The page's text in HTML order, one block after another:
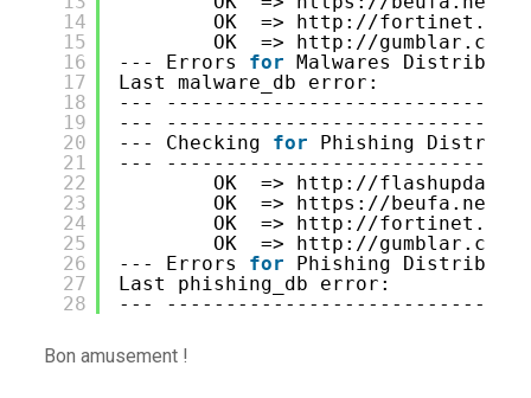
14
15
16
17
18
19
20
21
22
23
24
25
26
27
28
OK  => http: //fortinet .com
OK  => http: //gumblar .cn
--- Errors for Malwares
Last malware_db error:
---
---
--- Checking for
Phishing
---
OK  => http: //flashupdate
OK  => https: //beufa .net
OK  => http: //fortinet .com
OK  => http: //gumblar .cn
--- Errors for
Phishing
Last phishing_db error:
---
Bon amusement !